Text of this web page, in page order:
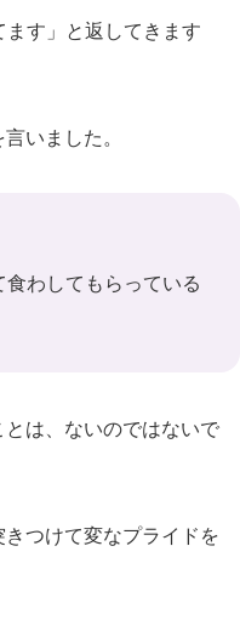
す」と返してきます
いました。
食わしてもらっている
は、ないのではないで
つけて変なプライドを